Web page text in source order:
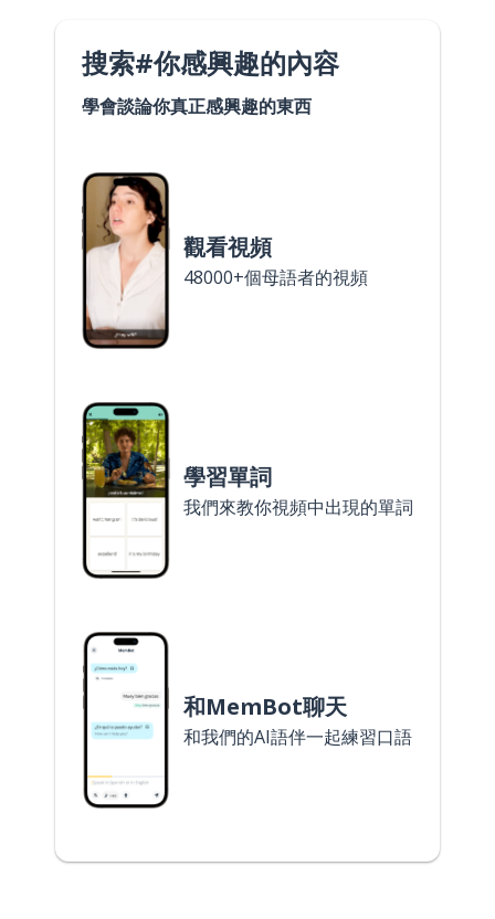
搜索#你感興趣的內容
學會談論你真正感興趣的東西
觀看視頻
48000+個母語者的視頻
學習單詞
我們來教你視頻中出現的單詞
和MemBot聊天
和我們的AI語伴一起練習口語